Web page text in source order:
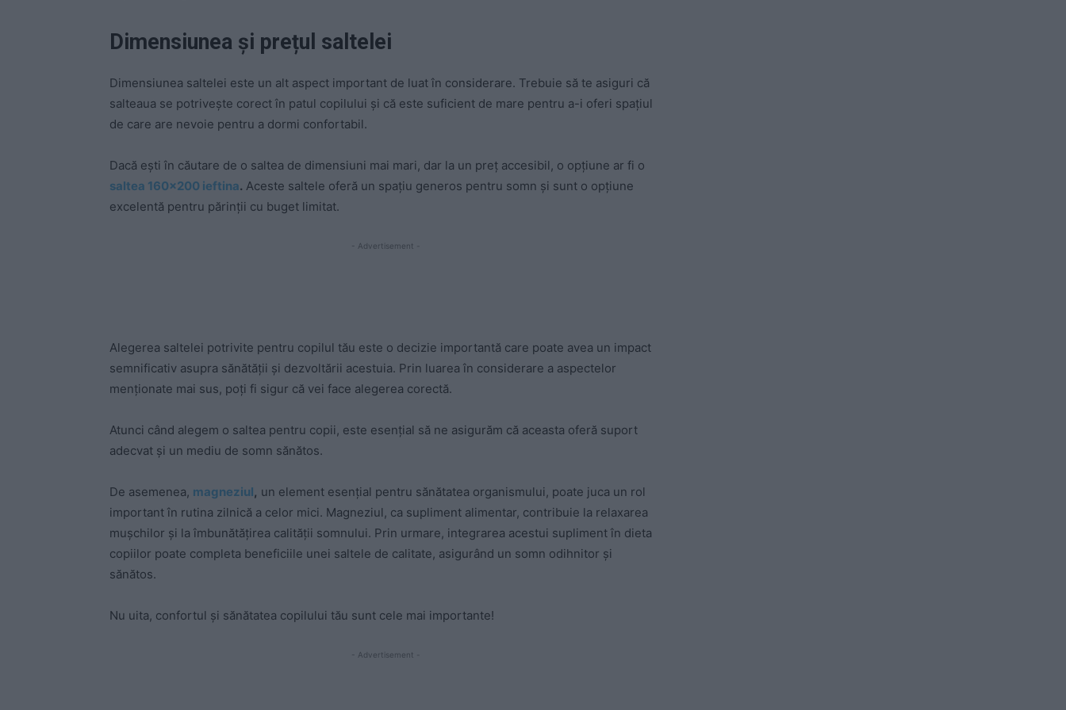
Dimensiunea și prețul saltelei
Dimensiunea saltelei este un alt aspect important de luat în considerare. Trebuie să te asiguri că
salteaua se potrivește corect în patul copilului și că este suficient de mare pentru a-i oferi spațiul
de care are nevoie pentru a dormi confortabil.
Dacă ești în căutare de o saltea de dimensiuni mai mari, dar la un preț accesibil, o opțiune ar fi o
saltea 160×200 ieftina. Aceste saltele oferă un spațiu generos pentru somn și sunt o opțiune
excelentă pentru părinții cu buget limitat.
- Advertisement -
Alegerea saltelei potrivite pentru copilul tău este o decizie importantă care poate avea un impact
semnificativ asupra sănătății și dezvoltării acestuia. Prin luarea în considerare a aspectelor
menționate mai sus, poți fi sigur că vei face alegerea corectă.
Atunci când alegem o saltea pentru copii, este esențial să ne asigurăm că aceasta oferă suport
adecvat și un mediu de somn sănătos.
De asemenea, magneziul, un element esențial pentru sănătatea organismului, poate juca un rol
important în rutina zilnică a celor mici. Magneziul, ca supliment alimentar, contribuie la relaxarea
mușchilor și la îmbunătățirea calității somnului. Prin urmare, integrarea acestui supliment în dieta
copiilor poate completa beneficiile unei saltele de calitate, asigurând un somn odihnitor și
sănătos.
Nu uita, confortul și sănătatea copilului tău sunt cele mai importante!
- Advertisement -